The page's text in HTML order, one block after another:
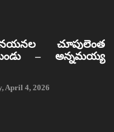
చూపులెంత
– అన్నమయ్య
April 4, 2026